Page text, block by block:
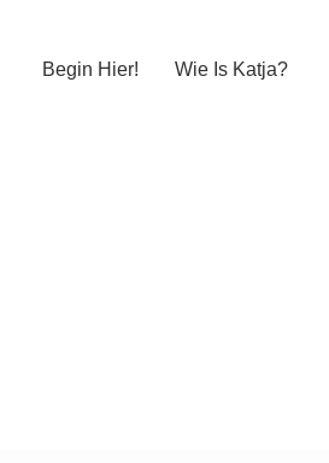
Begin Hier! Wie Is Katja?